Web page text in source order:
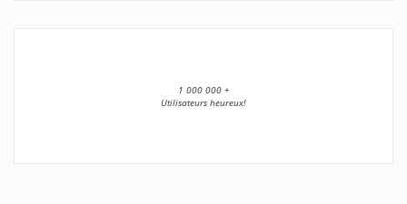
1 000 000 +
Utilisateurs heureux!